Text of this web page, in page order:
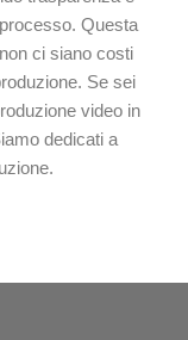
Questa
ci siano costi
Se sei
video in
dedicati a